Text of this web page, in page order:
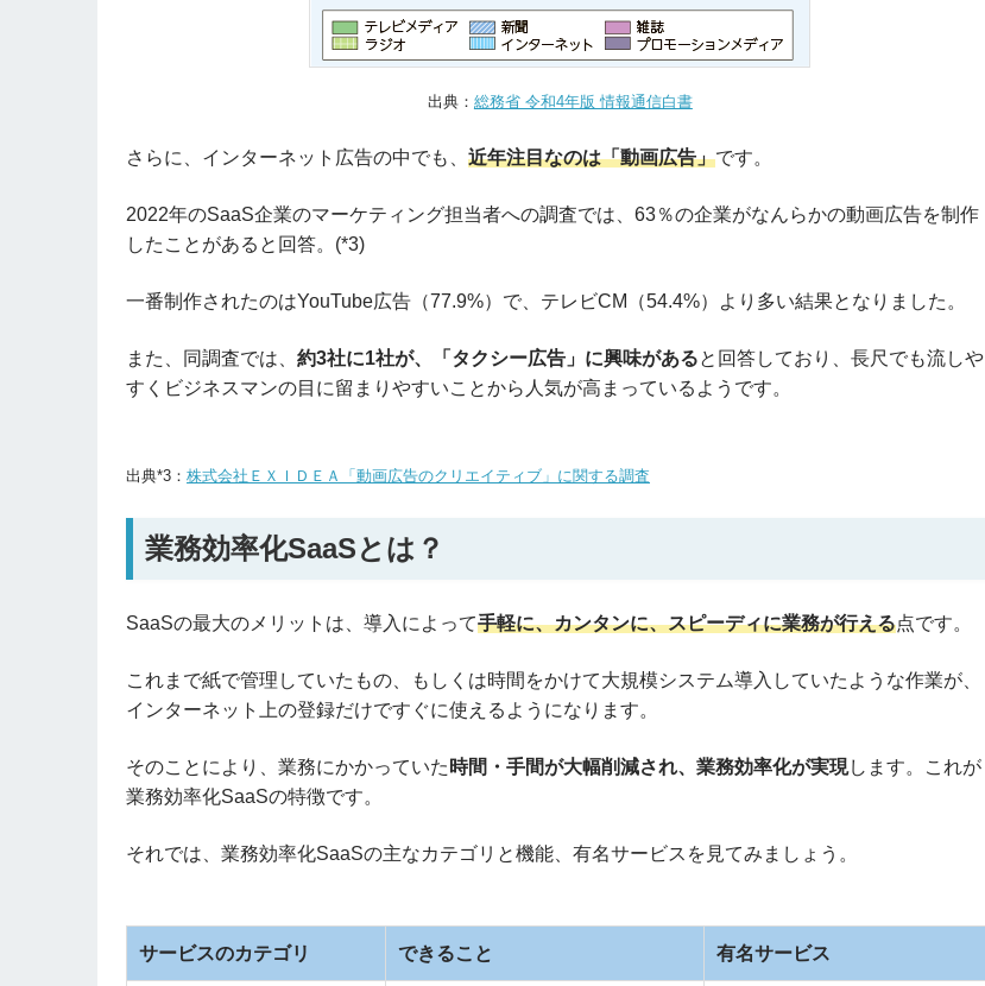
出典： 総務省 令和4年版 情報通信白書
さらに、インターネット広告の中でも、 近年注目なのは「動画広告」です。
2022年のSaaS企業のマーケティング担当者への調査では、63％の企業がなんらかの動画広告を制作
したことがあると回答。(*3)
一番制作されたのはYouTube広告（77.9%）で、テレビCM（54.4%）より多い結果となりました。
また、同調査では、 約3社に1社が、「タクシー広告」に興味があると回答しており、長尺でも流しや
すくビジネスマンの目に留まりやすいことから人気が高まっているようです。
出典*3： 株式会社ＥＸＩＤＥＡ「動画広告のクリエイティブ」に関する調査
業務効率化SaaSとは？
SaaSの最大のメリットは、導入によって手軽に、カンタンに、スピーディに業務が行える点です。
これまで紙で管理していたもの、もしくは時間をかけて大規模システム導入していたような作業が、
インターネット上の登録だけですぐに使えるようになります。
そのことにより、業務にかかっていた 時間・手間が大幅削減され、業務効率化が実現します。これが
業務効率化SaaSの特徴です。
それでは、業務効率化SaaSの主なカテゴリと機能、有名サービスを見てみましょう。
サービスのカテゴリ できること 有名サービス